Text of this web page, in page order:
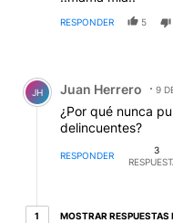
RESPONDER 5
Comentario de Juan
JH Juan Herrero 9
¿Por qué nunca
delincuentes?
RESPONDER
3
11 respuesta más
MOSTRAR RESPUESTAS